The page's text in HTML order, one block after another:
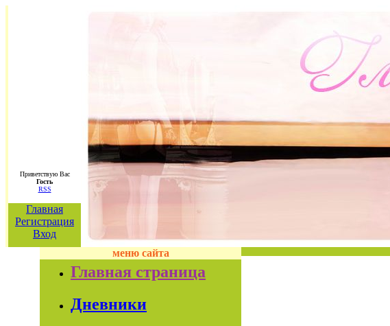
Приветствую Вас
Гость
RSS
Главная
Регистрация
Вход
меню сайта
Главная страница
Дневники